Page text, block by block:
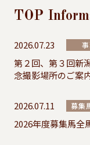
TOP
2026.07.23
第２回、第３回新
念撮影場所のご案
2026.07.11 募集
2026年度募集馬全